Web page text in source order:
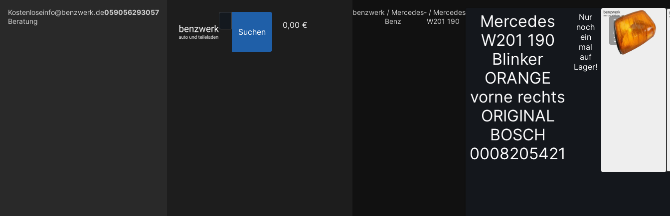
Kostenlose
Beratung
info@benzwerk.de059056293057
Suchen
0,00 €
benzwerk / Mercedes-
Benz
/ Mercedes
W201 190
Mercedes
W201 190
Blinker
ORANGE
vorne rechts
ORIGINAL
BOSCH
0008205421
Nur
noch
ein
mal
auf
Lager!
1
/
3